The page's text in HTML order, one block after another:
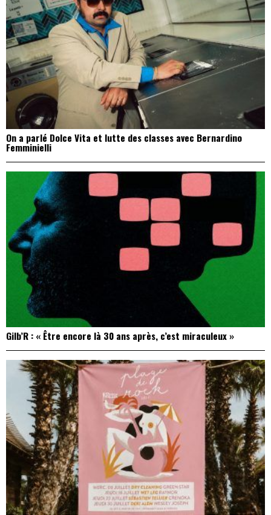
On a parlé Dolce Vita et lutte des classes avec Bernardino
Femminielli
Gilb’R : « Être encore là 30 ans après, c’est miraculeux »